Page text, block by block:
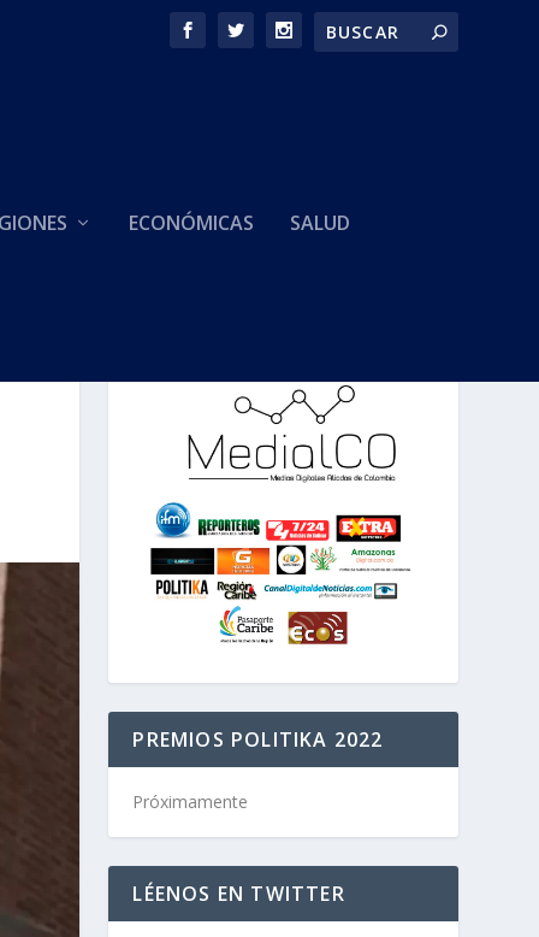
ECONÓMICAS SALUD
PREMIOS POLITIKA 2022
Próximamente
LÉENOS EN TWITTER